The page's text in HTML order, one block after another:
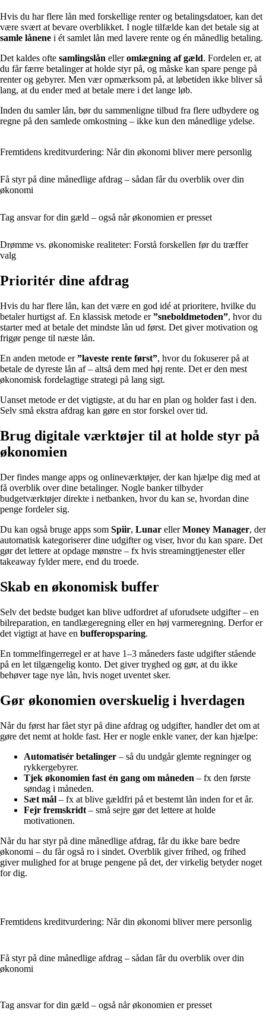
Hvis du har flere lån med forskellige renter og betalingsdatoer, kan det
være svært at bevare overblikket. I nogle tilfælde kan det betale sig at
samle lånene i ét samlet lån med lavere rente og én månedlig betaling.
Det kaldes ofte samlingslån elleromlægning af gæld. Fordelen er, at
du får færre betalinger at holde styr på, og måske kan spare penge på
renter og gebyrer. Men vær opmærksom på, at løbetiden ikke bliver så
lang, at du ender med at betale mere i det lange løb.
Inden du samler lån, bør du sammenligne tilbud fra flere udbydere og
regne på den samlede omkostning – ikke kun den månedlige ydelse.
Fremtidens kreditvurdering: Når din økonomi bliver mere personlig
Få styr på dine månedlige afdrag – sådan får du overblik over din
økonomi
Tag ansvar for din gæld – også når økonomien er presset
Drømme vs. økonomiske realiteter: Forstå forskellen før du træffer
valg
Prioritér dine afdrag
Hvis du har flere lån, kan det være en god idé at prioritere, hvilke du
betaler hurtigst af. En klassisk metode er”sneboldmetoden”, hvor du
starter med at betale det mindste lån ud først. Det giver motivation og
frigør penge til næste lån.
En anden metode er”laveste rente først”, hvor du fokuserer på at
betale de dyreste lån af – altså dem med høj rente. Det er den mest
økonomisk fordelagtige strategi på lang sigt.
Uanset metode er det vigtigste, at du har en plan og holder fast i den.
Selv små ekstra afdrag kan gøre en stor forskel over tid.
Brug digitale værktøjer til at holde styr på
økonomien
Der findes mange apps og onlineværktøjer, der kan hjælpe dig med at
få overblik over dine betalinger. Nogle banker tilbyder
budgetværktøjer direkte i netbanken, hvor du kan se, hvordan dine
penge fordeler sig.
Du kan også bruge apps som Spiir, Lunar ellerMoney Manager, der
automatisk kategoriserer dine udgifter og viser, hvor du kan spare. Det
gør det lettere at opdage mønstre – fx hvis streamingtjenester eller
takeaway fylder mere, end du troede.
Skab en økonomisk buffer
Selv det bedste budget kan blive udfordret af uforudsete udgifter – en
bilreparation, en tandlægeregning eller en høj varmeregning. Derfor er
det vigtigt at have en bufferopsparing.
En tommelfingerregel er at have 1–3 måneders faste udgifter stående
på en let tilgængelig konto. Det giver tryghed og gør, at du ikke
behøver tage nye lån, hvis noget uventet sker.
Gør økonomien overskuelig i hverdagen
Når du først har fået styr på dine afdrag og udgifter, handler det om at
gøre det nemt at holde fast. Her er nogle enkle vaner, der kan hjælpe:
Automatisér betalinger – så du undgår glemte regninger og
rykkergebyrer.
Tjek økonomien fast én gang om måneden – fx den første
søndag i måneden.
Sæt mål – fx at blive gældfri på et bestemt lån inden for et år.
Fejr fremskridt – små sejre gør det lettere at holde
motivationen.
Når du har styr på dine månedlige afdrag, får du ikke bare bedre
økonomi – du får også ro i sindet. Overblik giver frihed, og frihed
giver mulighed for at bruge pengene på det, der virkelig betyder noget
for dig.
Fremtidens kreditvurdering: Når din økonomi bliver mere personlig
Få styr på dine månedlige afdrag – sådan får du overblik over din
økonomi
Tag ansvar for din gæld – også når økonomien er presset